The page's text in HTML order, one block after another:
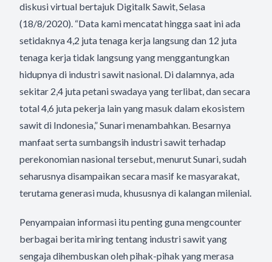
diskusi virtual bertajuk Digitalk Sawit, Selasa
(18/8/2020). “Data kami mencatat hingga saat ini ada
setidaknya 4,2 juta tenaga kerja langsung dan 12 juta
tenaga kerja tidak langsung yang menggantungkan
hidupnya di industri sawit nasional. Di dalamnya, ada
sekitar 2,4 juta petani swadaya yang terlibat, dan secara
total 4,6 juta pekerja lain yang masuk dalam ekosistem
sawit di Indonesia,” Sunari menambahkan. Besarnya
manfaat serta sumbangsih industri sawit terhadap
perekonomian nasional tersebut, menurut Sunari, sudah
seharusnya disampaikan secara masif ke masyarakat,
terutama generasi muda, khususnya di kalangan milenial.
Penyampaian informasi itu penting guna mengcounter
berbagai berita miring tentang industri sawit yang
sengaja dihembuskan oleh pihak-pihak yang merasa